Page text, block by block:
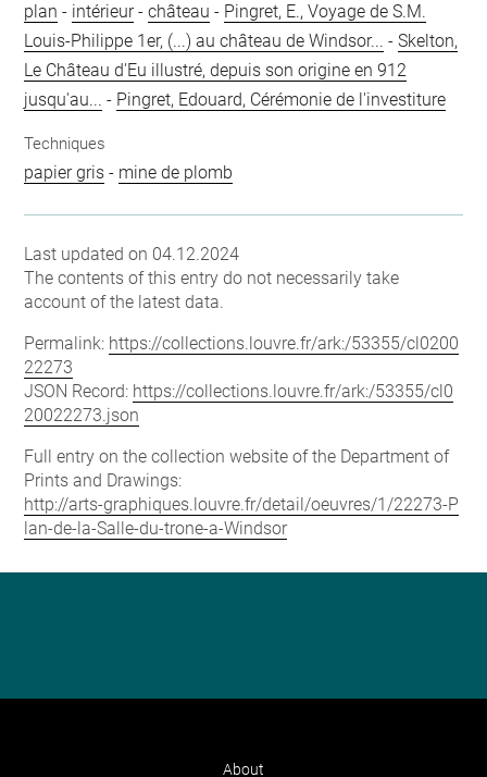
plan - intérieur-château - Pingret, E., Voyage de S.M.
Louis-Philippe 1er, (...) au château de Windsor... -Skelton,
Le Château d'Eu illustré, depuis son origine en 912
jusqu'au... - Pingret, Edouard, Cérémonie de l'investiture
Techniques
papier gris - mine de plomb
Last updated on 04.12.2024
The contents of this entry do not necessarily take
account of the latest data.
Permalink: https://collections.louvre.fr/ark:/53355/cl0200
22273
JSON Record: https://collections.louvre.fr/ark:/53355/cl0
20022273.json
Full entry on the collection website of the Department of
Prints and Drawings:
http://arts-graphiques.louvre.fr/detail/oeuvres/1/22273-P
lan-de-la-Salle-du-trone-a-Windsor
About